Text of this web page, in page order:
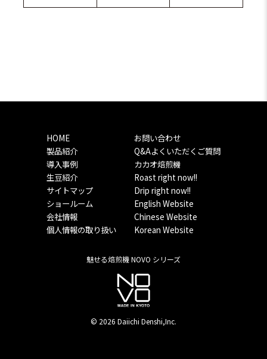
HOME
製品紹介
導入事例
生豆紹介
サイトマップ
ショールーム
会社情報
個人情報の取り扱い
お問い合わせ
Q&Aよくいただくご質問
カカオ焙煎機
Roast right now!!
Drip right now!!
English Website
Chinese Website
Korean Website
魅せる焙煎機 NOVO シリーズ
© 2026 Daiichi Denshi,Inc.